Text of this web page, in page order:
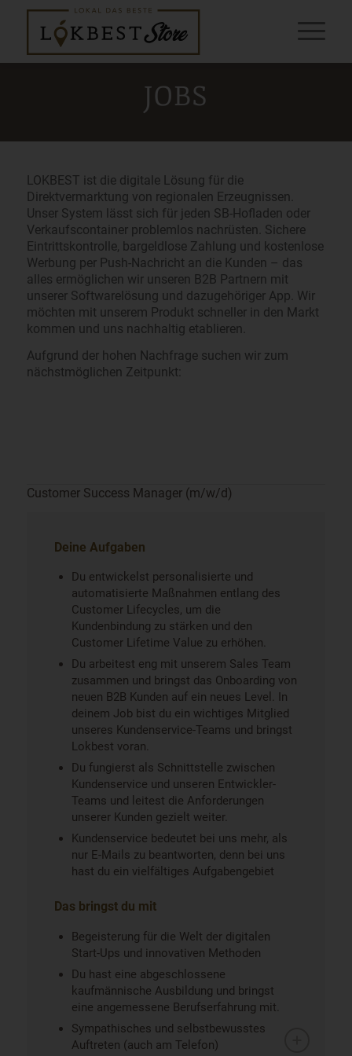
JOBS
LOKBEST ist die digitale Lösung für die
Direktvermarktung von regionalen Erzeugnissen.
Unser System lässt sich für jeden SB-Hofladen oder
Verkaufscontainer problemlos nachrüsten. Sichere
Eintrittskontrolle, bargeldlose Zahlung und kostenlose
Werbung per Push-Nachricht an die Kunden – das
alles ermöglichen wir unseren B2B Partnern mit
unserer Softwarelösung und dazugehöriger App. Wir
möchten mit unserem Produkt schneller in den Markt
kommen und uns nachhaltig etablieren.
Aufgrund der hohen Nachfrage suchen wir zum
nächstmöglichen Zeitpunkt:
Customer Success Manager (m/w/d)
Deine Aufgaben
Du entwickelst personalisierte und
automatisierte Maßnahmen entlang des
Customer Lifecycles, um die
Kundenbindung zu stärken und den
Customer Lifetime Value zu erhöhen.
Du arbeitest eng mit unserem Sales Team
zusammen und bringst das Onboarding von
neuen B2B Kunden auf ein neues Level. In
deinem Job bist du ein wichtiges Mitglied
unseres Kundenservice-Teams und bringst
Lokbest voran.
Du fungierst als Schnittstelle zwischen
Kundenservice und unseren Entwickler-
Teams und leitest die Anforderungen
unserer Kunden gezielt weiter.
Kundenservice bedeutet bei uns mehr, als
nur E-Mails zu beantworten, denn bei uns
hast du ein vielfältiges Aufgabengebiet
Das bringst du mit
Begeisterung für die Welt der digitalen
Start-Ups und innovativen Methoden
Du hast eine abgeschlossene
kaufmännische Ausbildung und bringst
eine angemessene Berufserfahrung mit.
Sympathisches und selbstbewusstes
Auftreten (auch am Telefon)